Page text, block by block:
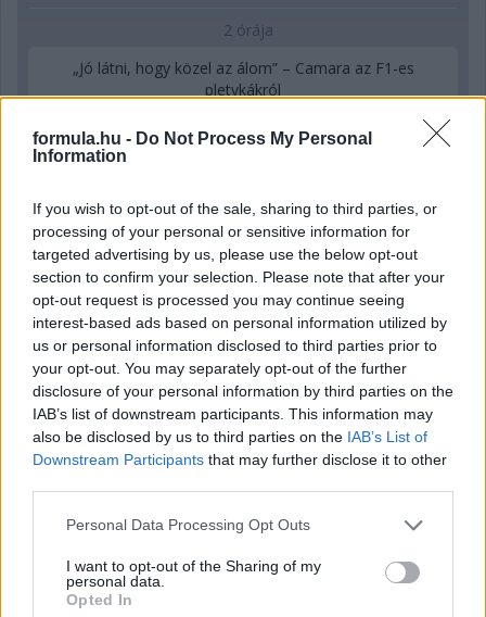
formula.hu - Do Not Process My Personal
Information
If you wish to opt-out of the sale, sharing to third parties, or
processing of your personal or sensitive information for
targeted advertising by us, please use the below opt-out
section to confirm your selection. Please note that after your
opt-out request is processed you may continue seeing
interest-based ads based on personal information utilized by
us or personal information disclosed to third parties prior to
your opt-out. You may separately opt-out of the further
disclosure of your personal information by third parties on the
IAB’s list of downstream participants. This information may
also be disclosed by us to third parties on the IAB’s List of
Downstream Participants that may further disclose it to other
Please note that this website/app uses one or more Google
not limited to your visit or usage behaviour. You may click to
grant or deny consent to Google and its third-party tags to
use your data for below specified purposes in below Google
Personal Data Processing Opt Outs
I want to opt-out of the Sharing of my
personal data.
Opted In
2 órája
„Jó látni, hogy közel az álom” – Camara az F1-es
pletykákról
15 órája
körrekordon